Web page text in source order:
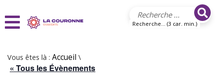
Recherche... (3 car. min.)
Vous êtes là : Accueil \
« Tous les Évènements